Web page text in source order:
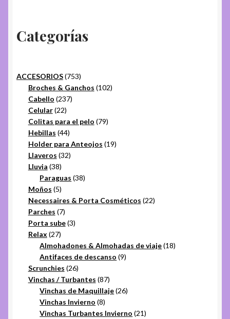
Categorías
ACCESORIOS 753753
productos
Broches & Ganchos 102102
Cabello 237237
Celular 2222
productos
Colitas para el pelo 7979
Hebillas 4444
productos
Holder para Anteojos 1919
Llaveros 3232
Lluvia 3838
productos
Paraguas 3838
Moños 55
productos
Necessaires & Porta Cosméticos 2222
Parches 77
productos
Porta sube 33
Relax 2727
productos
Almohadones & Almohadas de viaje 1818
Antifaces de descanso 99
Scrunchies 2626
productos
Vinchas / Turbantes 8787
productos
Vinchas de Maquillaje 2626
Vinchas Invierno 88
productos
Vinchas Turbantes Invierno 2121